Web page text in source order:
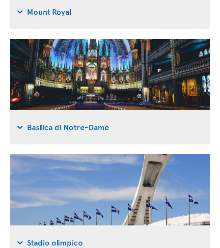
Mount Royal
Basilica di Notre-Dame
Stadio olimpico